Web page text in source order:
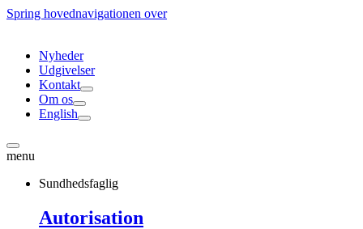
Spring hovednavigationen over
Nyheder
Udgivelser
Kontakt
Om os
English
menu
Sundhedsfaglig
Autorisation